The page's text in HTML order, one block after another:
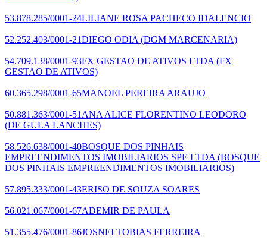
53.878.285/0001-24LILIANE ROSA PACHECO IDALENCIO
52.252.403/0001-21DIEGO ODIA (DGM MARCENARIA)
54.709.138/0001-93FX GESTAO DE ATIVOS LTDA (FX
GESTAO DE ATIVOS)
60.365.298/0001-65MANOEL PEREIRA ARAUJO
50.881.363/0001-51 ANA ALICE FLORENTINO LEODORO
(DE GULA LANCHES)
58.526.638/0001-40BOSQUE DOS PINHAIS
EMPREENDIMENTOS IMOBILIARIOS SPE LTDA (BOSQUE
DOS PINHAIS EMPREENDIMENTOS IMOBILIARIOS)
57.895.333/0001-43ERISO DE SOUZA SOARES
56.021.067/0001-67ADEMIR DE PAULA
51.355.476/0001-86JOSNEI TOBIAS FERREIRA